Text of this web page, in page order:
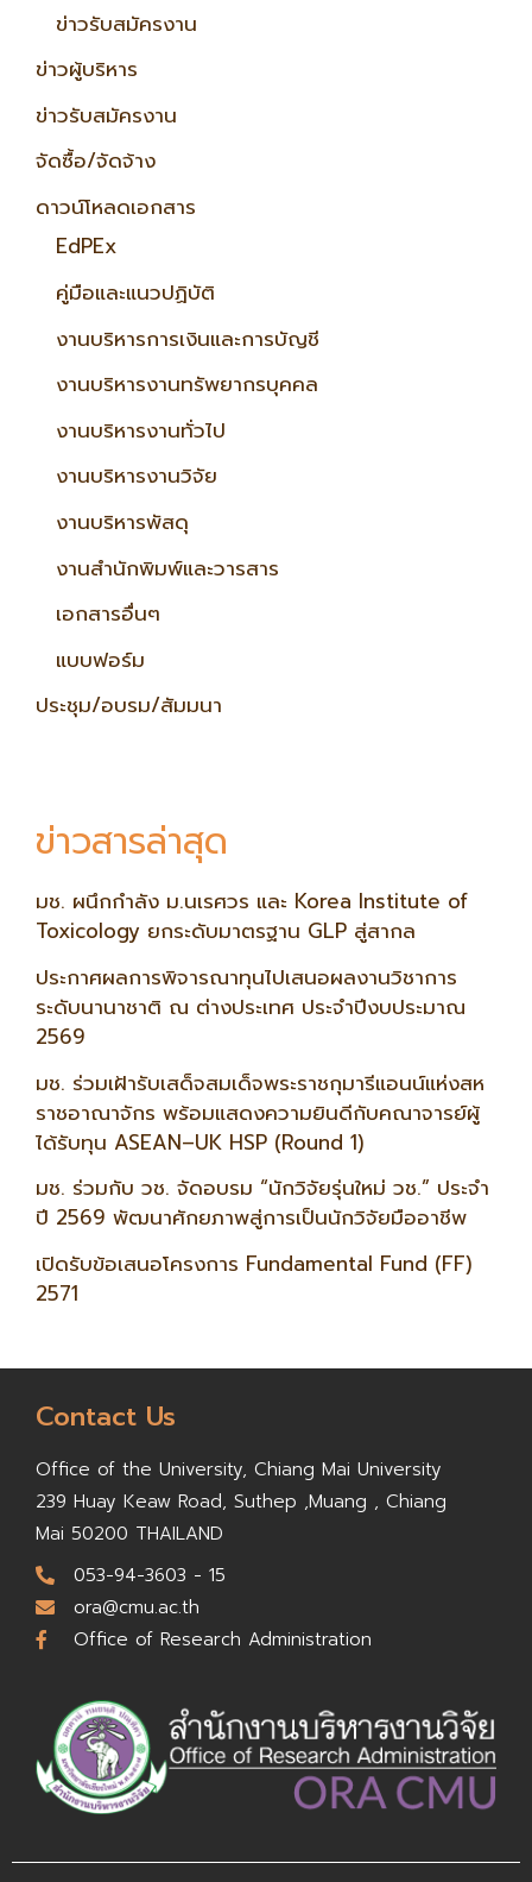
ข่าวรับสมัครงาน
ข่าวผู้บริหาร
ข่าวรับสมัครงาน
จัดซื้อ/จัดจ้าง
ดาวน์โหลดเอกสาร
EdPEx
คู่มือและแนวปฏิบัติ
งานบริหารการเงินและการบัญชี
งานบริหารงานทรัพยากรบุคคล
งานบริหารงานทั่วไป
งานบริหารงานวิจัย
งานบริหารพัสดุ
งานสำนักพิมพ์และวารสาร
เอกสารอื่นๆ
แบบฟอร์ม
ประชุม/อบรม/สัมมนา
ข่าวสารล่าสุด
มช. ผนึกกำลัง ม.นเรศวร และ Korea Institute of
Toxicology ยกระดับมาตรฐาน GLP สู่สากล
ประกาศผลการพิจารณาทุนไปเสนอผลงานวิชาการ
ระดับนานาชาติ ณ ต่างประเทศ ประจำปีงบประมาณ
2569
มช. ร่วมเฝ้ารับเสด็จสมเด็จพระราชกุมารีแอนน์แห่งสห
ราชอาณาจักร พร้อมแสดงความยินดีกับคณาจารย์ผู้
ได้รับทุน ASEAN–UK HSP (Round 1)
มช. ร่วมกับ วช. จัดอบรม “นักวิจัยรุ่นใหม่ วช.” ประจำ
ปี 2569 พัฒนาศักยภาพสู่การเป็นนักวิจัยมืออาชีพ
เปิดรับข้อเสนอโครงการ Fundamental Fund (FF)
2571
Contact Us
Office of the University, Chiang Mai University
239 Huay Keaw Road, Suthep ,Muang , Chiang
Mai 50200 THAILAND
053-94-3603 - 15
ora@cmu.ac.th
Office of Research Administration